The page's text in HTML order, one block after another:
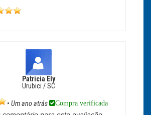
Patricia Ely
Urubici / SC
• Um ano atrás Compra verificada